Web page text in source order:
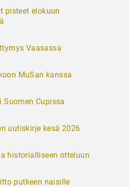
pisteet elokuun
Vaasassa
MuSan kanssa
Suomen Cupissa
uutiskirje kesä 2026
historialliseen otteluun
putkeen naisille